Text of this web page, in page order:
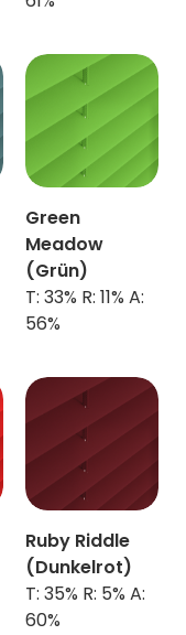
Green
Meadow
(Grün)
T: 33% R: 11% A:
56%
Ruby Riddle
(Dunkelrot)
T: 35% R: 5% A:
60%